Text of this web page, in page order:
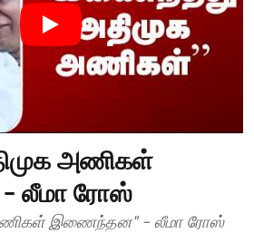
அணிகள்
ரோஸ்
இணைந்தன" - லீமா ரோஸ்